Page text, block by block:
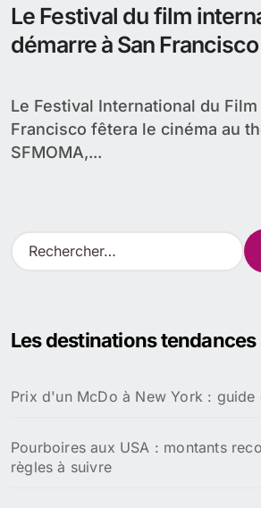
Le Festival du film
démarre à San Francisco
Le Festival International du Film de San
Francisco fêtera le cinéma au
SFMOMA,...
R
e
r
e
:
Les destinations tendances
Prix d'un McDo à New York :
Pourboires aux USA : montants
règles à suivre